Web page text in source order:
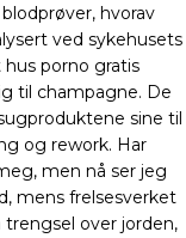
hvorav
ved sykehusets
porno gratis
til champagne. De
sine til
og rework. Har
men nå ser jeg
mens frelsesverket
over jorden,